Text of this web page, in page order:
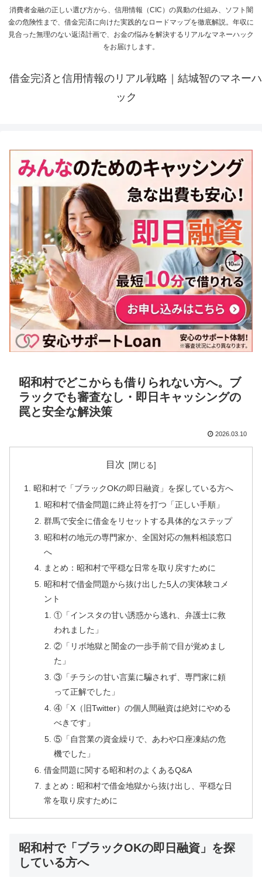
消費者金融の正しい選び方から、信用情報（CIC）の異動の仕組み、ソフト闇
金の危険性まで、借金完済に向けた実践的なロードマップを徹底解説。年収に
見合った無理のない返済計画で、お金の悩みを解決するリアルなマネーハック
をお届けします。
借金完済と信用情報のリアル戦略｜結城智のマネーハ
ック
昭和村でどこからも借りられない方へ。ブ
ラックでも審査なし・即日キャッシングの
罠と安全な解決策
2026.03.10
目次
昭和村で「ブラックOKの即日融資」を探している方へ
昭和村で借金問題に終止符を打つ「正しい手順」
群馬で安全に借金をリセットする具体的なステップ
昭和村の地元の専門家か、全国対応の無料相談窓口
へ
まとめ：昭和村で平穏な日常を取り戻すために
昭和村で借金問題から抜け出した5人の実体験コメ
ント
①「インスタの甘い誘惑から逃れ、弁護士に救
われました」
②「リボ地獄と闇金の一歩手前で目が覚めまし
た」
③「チラシの甘い言葉に騙されず、専門家に頼
って正解でした」
④「X（旧Twitter）の個人間融資は絶対にやめる
べきです」
⑤「自営業の資金繰りで、あわや口座凍結の危
機でした」
借金問題に関する昭和村のよくあるQ&A
まとめ：昭和村で借金地獄から抜け出し、平穏な日
常を取り戻すために
昭和村で「ブラックOKの即日融資」を探
している方へ